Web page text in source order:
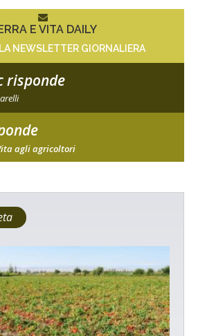
E VITA DAILY
NEWSLETTER GIORNALIERA
risponde
agli agricoltori